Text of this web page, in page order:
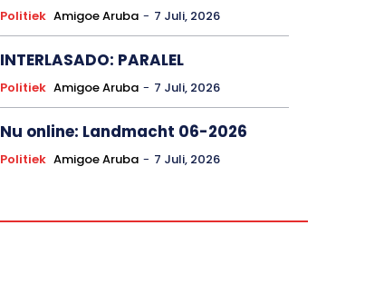
Politiek Amigoe Aruba - 7 Juli, 2026
INTERLASADO: PARALEL
Politiek Amigoe Aruba - 7 Juli, 2026
Nu online: Landmacht 06-2026
Politiek Amigoe Aruba - 7 Juli, 2026